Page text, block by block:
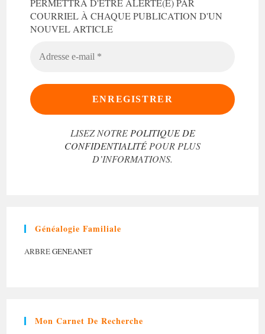
PERMETTRA D'ÊTRE ALERTÉ(E) PAR
COURRIEL À CHAQUE PUBLICATION D'UN
NOUVEL ARTICLE
LISEZ NOTRE POLITIQUE DE
CONFIDENTIALITÉ POUR PLUS
D’INFORMATIONS.
Généalogie Familiale
ARBREGENEANET
Mon Carnet De Recherche